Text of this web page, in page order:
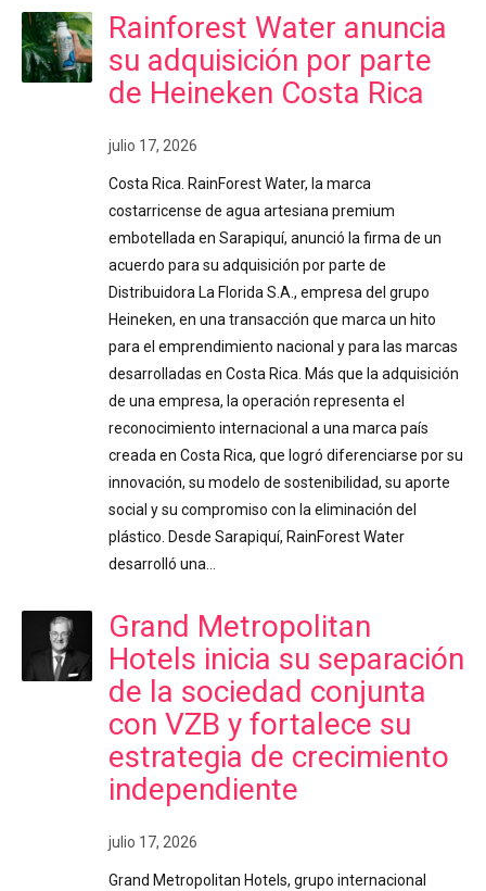
Rainforest Water anuncia
su adquisición por parte
de Heineken Costa Rica
julio 17, 2026
Costa Rica. RainForest Water, la marca
costarricense de agua artesiana premium
embotellada en Sarapiquí, anunció la firma de un
acuerdo para su adquisición por parte de
Distribuidora La Florida S.A., empresa del grupo
Heineken, en una transacción que marca un hito
para el emprendimiento nacional y para las marcas
desarrolladas en Costa Rica. Más que la adquisición
de una empresa, la operación representa el
reconocimiento internacional a una marca país
creada en Costa Rica, que logró diferenciarse por su
innovación, su modelo de sostenibilidad, su aporte
social y su compromiso con la eliminación del
plástico. Desde Sarapiquí, RainForest Water
desarrolló una…
Grand Metropolitan
Hotels inicia su separación
de la sociedad conjunta
con VZB y fortalece su
estrategia de crecimiento
independiente
julio 17, 2026
Grand Metropolitan Hotels, grupo internacional